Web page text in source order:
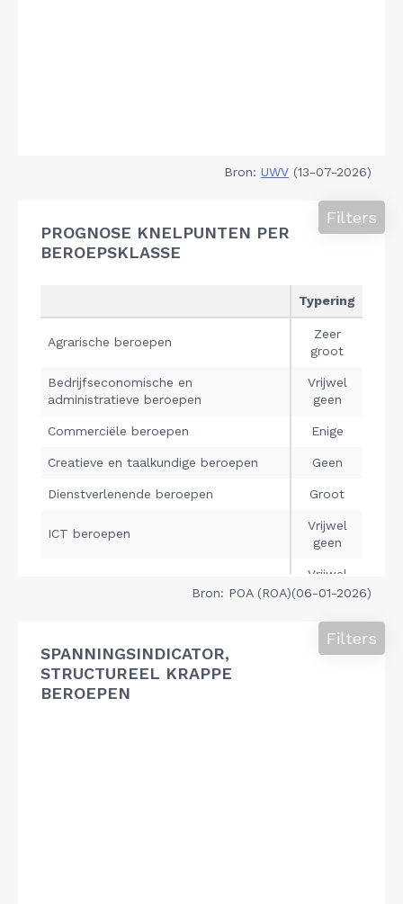
Bron: UWV (13-07-2026)
PROGNOSE KNELPUNTEN PER
BEROEPSKLASSE
Filters
Bron: POA (ROA)(06-01-2026)
SPANNINGSINDICATOR,
STRUCTUREEL KRAPPE
BEROEPEN
Filters